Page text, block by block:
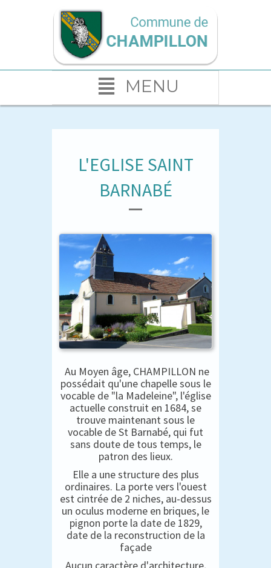
MENU
L'EGLISE SAINT
BARNABÉ
Au Moyen âge, CHAMPILLON ne
possédait qu'une chapelle sous le
vocable de "la Madeleine", l'église
actuelle construit en 1684, se
trouve maintenant sous le
vocable de St Barnabé, qui fut
sans doute de tous temps, le
patron des lieux.
Elle a une structure des plus
ordinaires. La porte vers l'ouest
est cintrée de 2 niches, au-dessus
un oculus moderne en briques, le
pignon porte la date de 1829,
date de la reconstruction de la
façade
Aucun caractère d'architecture,